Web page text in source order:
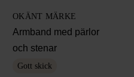
OKÄNT MÄRKE
Armband med pärlor
och stenar
Gott skick